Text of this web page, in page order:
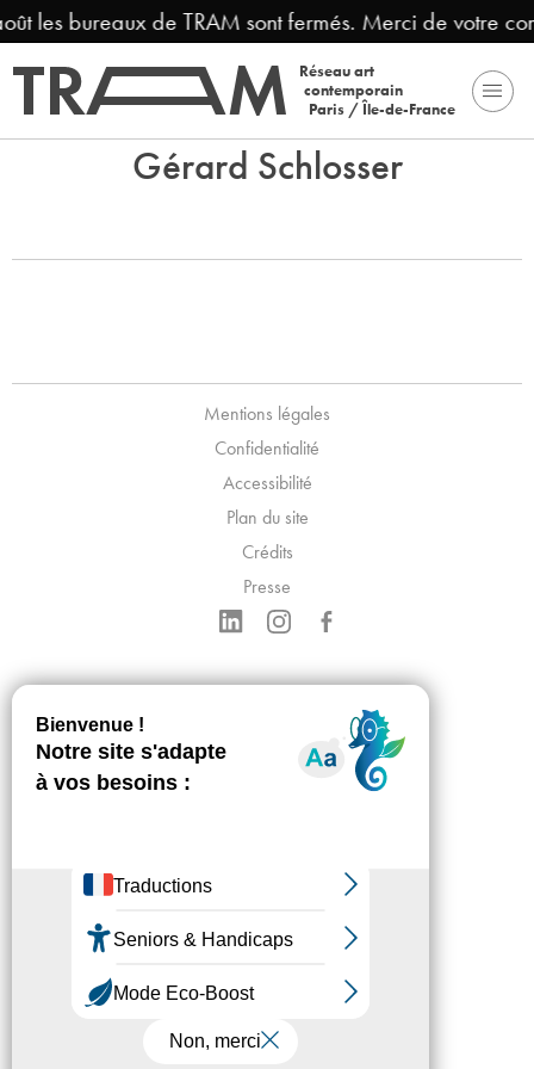
les bureaux de TRAM sont fermés. Merci de votre
Réseau art
contemporain
Paris / Île-de-France
Gérard Schlosser
Mentions légales
Confidentialité
Accessibilité
Plan du site
Crédits
Presse